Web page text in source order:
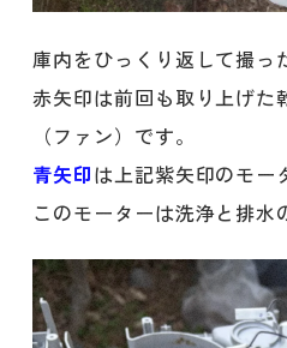
庫内をひっくり返して撮っ
赤矢印は前回も取り上げた
（ファン）です。
青矢印は上記紫矢印のモー
このモーターは洗浄と排水